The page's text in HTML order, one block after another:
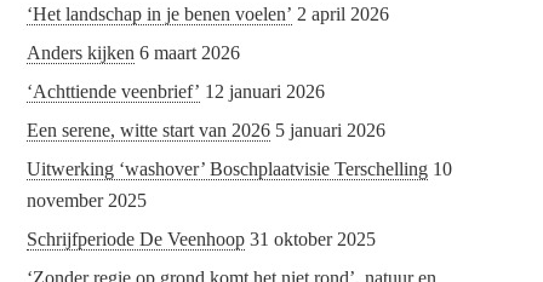
‘Het landschap in je benen voelen’ 2 april 2026
Anders kijken 6 maart 2026
‘Achttiende veenbrief’ 12 januari 2026
Een serene, witte start van 2026 5 januari 2026
Uitwerking ‘washover’ Boschplaatvisie Terschelling 10
november 2025
Schrijfperiode De Veenhoop 31 oktober 2025
‘Zonder regie op grond komt het niet rond’, natuur en